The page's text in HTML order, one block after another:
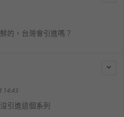
的，台灣會引進嗎？
14:43
引進這個系列